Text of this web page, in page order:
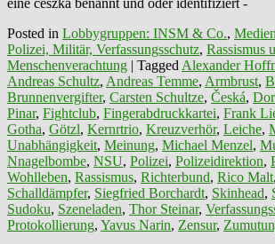
Posted in Lobbygruppen: INSM & Co., Medien
Polizei, Militär, Verfassungsschutz, Rassismus
Menschenverachtung | Tagged Alexander
Andreas Schultz, Andreas Temme, Armbrust,
Brunnenvergifter, Carsten Schultze, Česká,
Pinar, Fightclub, Fingerabdruckkartei, Frank
Gotha, Götzl, Kernrtrio, Kreuzverhör, Leiche,
Unabhängigkeit, Meinung, Michael Menzel,
Nnagelbombe, NSU, Polizei, Polizeidirektion,
Wohlleben, Rassismus, Richterbund, Rico Malt,
Schalldämpfer, Siegfried Borchardt, Skinhead,
Sudoku, Szeneladen, Thor Steinar,
Protokollierung, Yavus Narin, Zensur,